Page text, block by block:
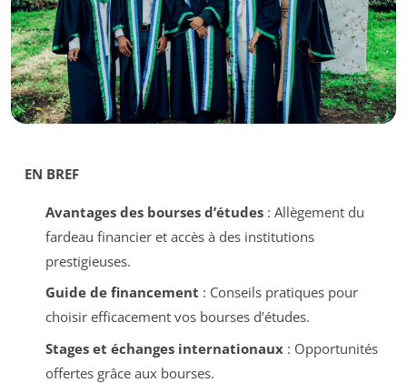
EN BREF
Avantages des bourses d’études: Allègement du
fardeau financier et accès à des institutions
prestigieuses.
Guide de financement : Conseils pratiques pour
choisir efficacement vos bourses d’études.
Stages et échanges internationaux: Opportunités
offertes grâce aux bourses.